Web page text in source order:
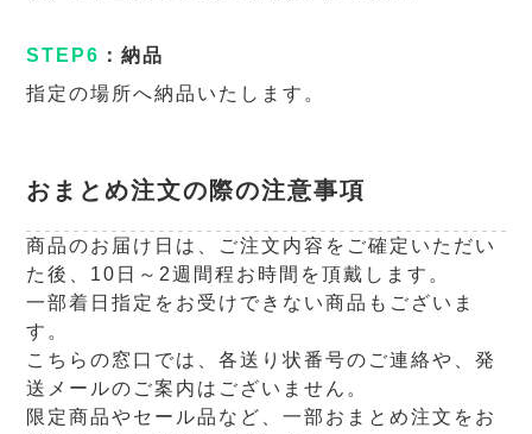
STEP6 ：納品
指定の場所へ納品いたします。
おまとめ注文の際の注意事項
商品のお届け日は、ご注文内容をご確定いただい
た後、10日～2週間程お時間を頂戴します。
一部着日指定をお受けできない商品もございま
す。
こちらの窓口では、各送り状番号のご連絡や、発
送メールのご案内はございません。
限定商品やセール品など、一部おまとめ注文をお